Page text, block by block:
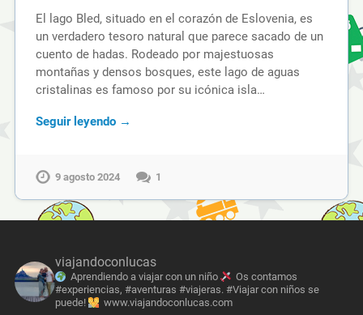
El lago Bled, situado en el corazón de Eslovenia, es
un verdadero tesoro natural que parece sacado de un
cuento de hadas. Rodeado por majestuosas
montañas y densos bosques, este lago de aguas
cristalinas es famoso por su icónica isla…
Seguir leyendo →
9 agosto 2024 1
viajandoconlucas
Aprendiendo a viajar con un niño
Os contamos
#experiencias, #aventuras #viajeras. #Viajar con niños se
puede!
www.viajandoconlucas.com